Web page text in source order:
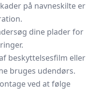
på navneskilte er
dine plader for
beskyttelsesfilm eller
bruges udendørs.
ved at følge